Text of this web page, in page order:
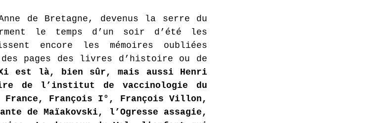
de Bretagne, devenus la serre du
le temps d’un soir d’été les
encore les mémoires oubliées
des pages des livres d’histoire ou de
est là, bien sûr, mais aussi Henri
de l’institut de vaccinologie du
François I°, François Villon,
de Maïakovski, l’Ogresse assagie,